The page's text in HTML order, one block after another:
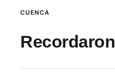
CUENCA